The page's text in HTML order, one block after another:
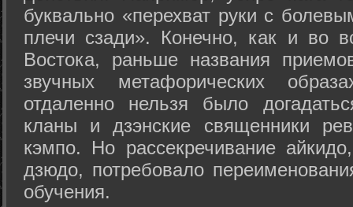
буквально «перехват руки с
плечи сзади». Конечно, как и во
Востока, раньше названия
звучных метафорических
отдаленно нельзя было
кланы и дзэнские священники
кэмпо. Но рассекречивание
дзюдо, потребовало
обучения.